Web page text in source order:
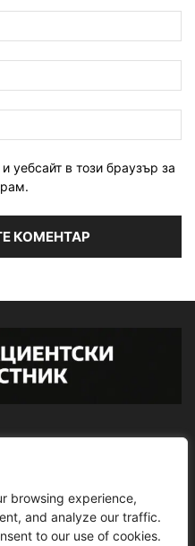
browsing experience,
and analyze our traffic.
to our use of cookies.
уебсайт в този браузър за
НИ